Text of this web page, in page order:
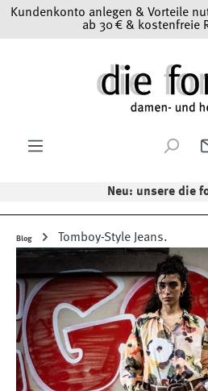
Zum Hauptinhalt springen
Kundenkonto anlegen & Vorteile
ab 30 € & kostenfreie
Neu: unsere die
Blog Tomboy-Style Jeans.